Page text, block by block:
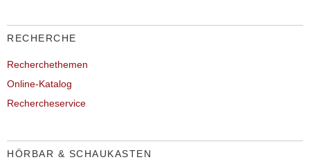
RECHERCHE
Recherchethemen
Online-Katalog
Rechercheservice
HÖRBAR & SCHAUKASTEN